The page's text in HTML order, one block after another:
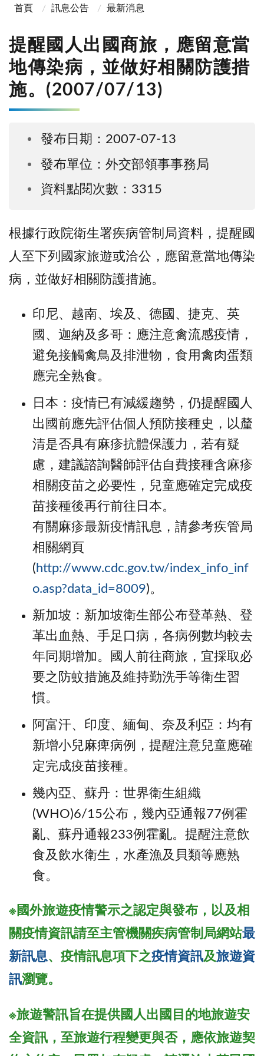
首頁 訊息公告 最新消息
提醒國人出國商旅，應留意當
地傳染病，並做好相關防護措
施。(2007/07/13)
發布日期：2007-07-13
發布單位：外交部領事事務局
資料點閱次數：3315
根據行政院衛生署疾病管制局資料，提醒國
人至下列國家旅遊或洽公，應留意當地傳染
病，並做好相關防護措施。
印尼、越南、埃及、德國、捷克、英
國、迦納及多哥：應注意禽流感疫情，
避免接觸禽鳥及排泄物，食用禽肉蛋類
應完全熟食。
日本：疫情已有減緩趨勢，仍提醒國人
出國前應先評估個人預防接種史，以釐
清是否具有麻疹抗體保護力，若有疑
慮，建議諮詢醫師評估自費接種含麻疹
相關疫苗之必要性，兒童應確定完成疫
苗接種後再行前往日本。
有關麻疹最新疫情訊息，請參考疾管局
相關網頁
(http://www.cdc.gov.tw/index_info_inf
o.asp?data_id=8009)。
新加坡：新加坡衛生部公布登革熱、登
革出血熱、手足口病，各病例數均較去
年同期增加。國人前往商旅，宜採取必
要之防蚊措施及維持勤洗手等衛生習
慣。
阿富汗、印度、緬甸、奈及利亞：均有
新增小兒麻痺病例，提醒注意兒童應確
定完成疫苗接種。
幾內亞、蘇丹：世界衛生組織
(WHO)6/15公布，幾內亞通報77例霍
亂、蘇丹通報233例霍亂。提醒注意飲
食及飲水衛生，水產漁及貝類等應熟
食。
※國外旅遊疫情警示之認定與發布，以及相
關疫情資訊請至主管機關疾病管制局網站最
新訊息、疫情訊息項下之疫情資訊及旅遊資
訊瀏覽。
※旅遊警訊旨在提供國人出國目的地旅遊安
全資訊，至旅遊行程變更與否，應依旅遊契